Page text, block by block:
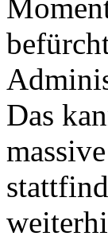
Das